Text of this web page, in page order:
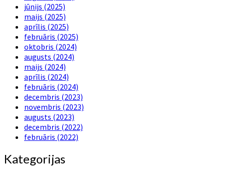
jūnijs (2025)
maijs (2025)
aprīlis (2025)
februāris (2025)
oktobris (2024)
augusts (2024)
maijs (2024)
aprīlis (2024)
februāris (2024)
decembris (2023)
novembris (2023)
augusts (2023)
decembris (2022)
februāris (2022)
Kategorijas